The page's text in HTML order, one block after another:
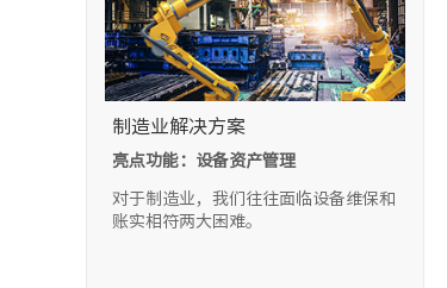
制造业解决方案
亮点功能：设备资产管理
对于制造业，我们往往面临设备维保和
账实相符两大困难。